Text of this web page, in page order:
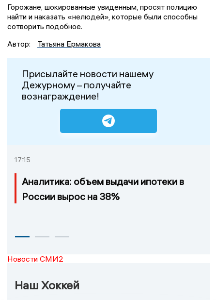
Горожане, шокированные увиденным, просят полицию
найти и наказать «нелюдей», которые были способны
сотворить подобное.
Автор:
Татьяна Ермакова
Присылайте новости нашему
Дежурному – получайте
вознаграждение!
17:15
Аналитика: объем выдачи ипотеки в
России вырос на 38%
Новости СМИ2
Наш Хоккей